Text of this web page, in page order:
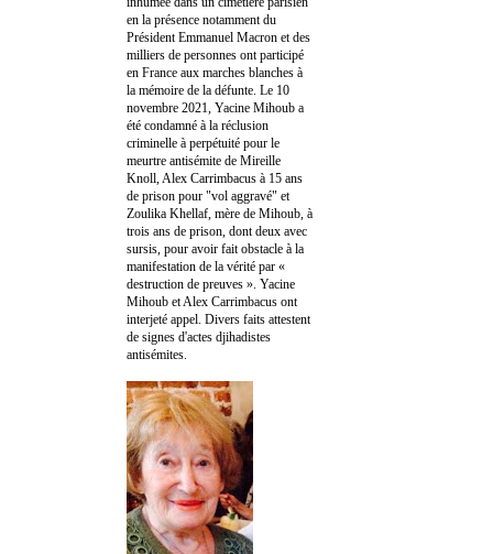
en la présence notamment du
Président Emmanuel Macron et des
milliers de personnes ont participé
en France aux marches blanches à
la mémoire de la défunte. Le 10
novembre 2021, Yacine Mihoub a
été condamné à la réclusion
criminelle à perpétuité pour le
meurtre antisémite de Mireille
Knoll, Alex Carrimbacus à 15 ans
de prison pour "vol aggravé" et
Zoulika Khellaf, mère de Mihoub, à
trois ans de prison, dont deux avec
sursis, pour avoir fait obstacle à la
manifestation de la vérité par «
destruction de preuves ». Yacine
Mihoub et Alex Carrimbacus ont
interjeté appel. Divers faits attestent
de signes d'actes djihadistes
antisémites.